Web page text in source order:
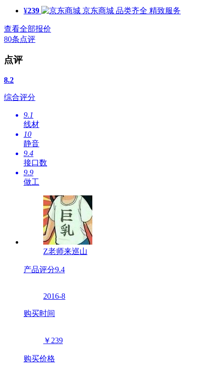
¥239 京东商城 品类齐全 精致服务
查看全部报价
80条点评
点评
8.2
综合评分
9.1
线材
10
静音
9.4
接口数
9.9
做工
Z老师来巡山
产品评分9.4
2016-8
购买时间
￥239
购买价格